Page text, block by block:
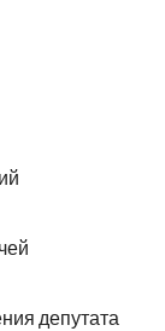
депутата